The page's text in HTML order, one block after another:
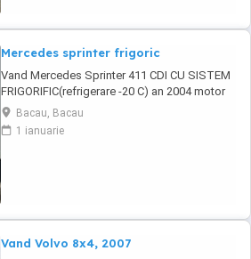
Mercedes sprinter frigoric
Vand Mercedes Sprinter 411 CDI CU SISTEM
FRIGORIFIC(refrigerare -20 C) an 2004 motor
2.7-160 hp in stare perfecta de functionare.
Avand schimbate telescoapele,grup nou
punte dubla 1000 euro ,alternator nou 150W,
Bacau, Bacau
1 ianuarie
Vand Volvo 8x4, 2007